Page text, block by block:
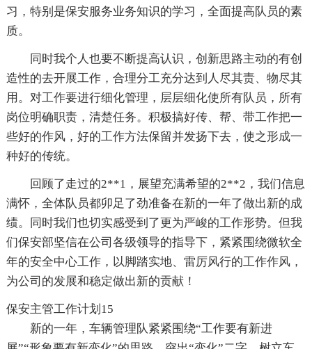
习，特别是保安服务业务知识的学习，全面提高队员的素
质。
同时我个人也要不断提高认识，创新思路主动的有创
造性的去开展工作，合理分工充分达到人尽其责、物尽其
用。对工作要进行细化管理，层层细化使所有队员，所有
岗位明确职责，清楚任务。积极搞好传、帮、带工作把一
些好的作风，好的工作方法保留并发扬下去，使之形成一
种好的传统。
回顾了走过的2**1，展望充满希望的2**2，我们信息
满怀，全体队员都卯足了劲准备在新的一年了做出新的成
绩。同时我们也切实感受到了更为严峻的工作形势。但我
们保安部坚信在公司各级领导的指导下，紧紧围绕微软全
年的安全中心工作，以脚踏实地、雷厉风行的工作作风，
为公司的发展和稳定做出新的贡献！
保安主管工作计划15
新的一年，车辆管理队紧紧围绕“工作要有新进